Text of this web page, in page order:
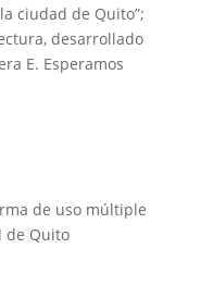
ciudad de Quito”;
desarrollado
E. Esperamos
de uso múltiple
de Quito